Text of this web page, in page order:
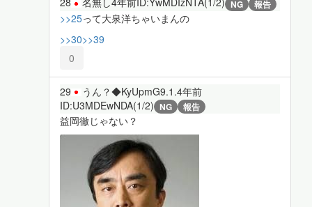
NG 報告
>>25って大泉洋ちゃいまんの
>>30>>39
0
29 うん？◆KyUpmG9.1.4年前
ID:U3MDEwNDA(1/2) NG 報告
益岡徹じゃない？